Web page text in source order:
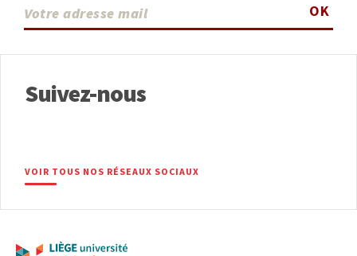
OK
Suivez-nous
VOIR TOUS NOS RÉSEAUX SOCIAUX